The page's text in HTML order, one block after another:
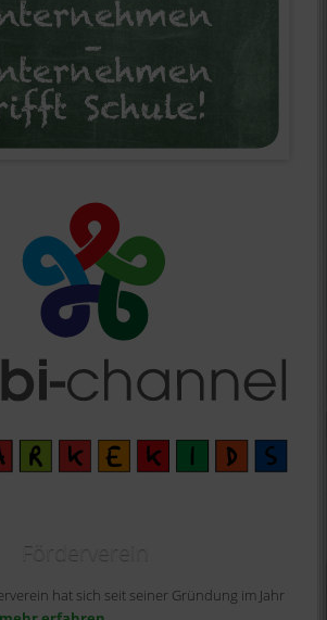
Förderverein
hat sich seit seiner Gründung im Jahr